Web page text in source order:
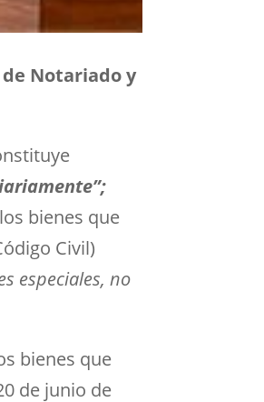
Notariado y
bienes que
Civil)
especiales, no
bienes que
de junio de